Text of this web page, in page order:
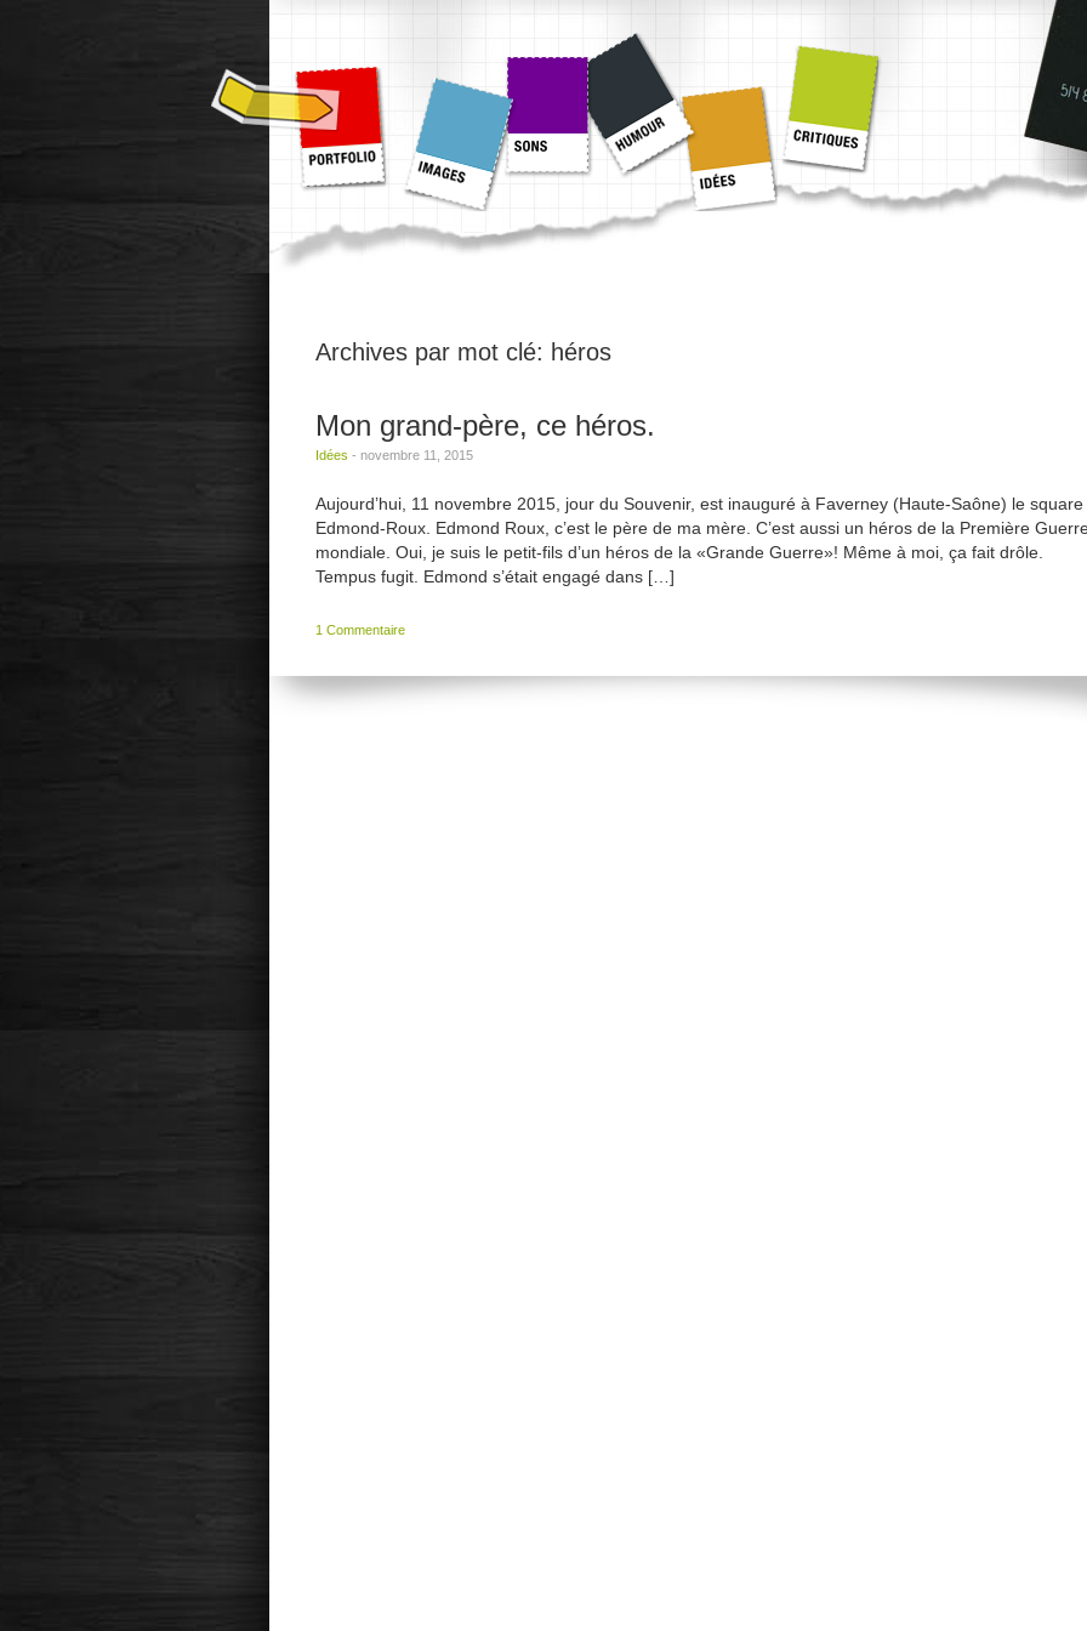
Archives par mot clé: héros
Mon grand-père, ce héros.
Idées - novembre 11, 2015
Aujourd’hui, 11 novembre 2015, jour du Souvenir, est inauguré à Faverney (Haute-Saône) le square
Edmond-Roux. Edmond Roux, c’est le père de ma mère. C’est aussi un héros de la Première
mondiale. Oui, je suis le petit-fils d’un héros de la «Grande Guerre»! Même à moi, ça fait drôle.
Tempus fugit. Edmond s’était engagé dans […]
1 Commentaire